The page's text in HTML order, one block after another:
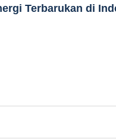
Terbarukan di